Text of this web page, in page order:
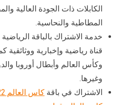
الكابلات ذات الجودة العالية
المطاطية والنحاسية.
قناة رياضية وإخبارية ووثائقية
وكأس العالم وأبطال أوروبا
وغيرها.
الاشتراك في باقة كاس العالم 2022